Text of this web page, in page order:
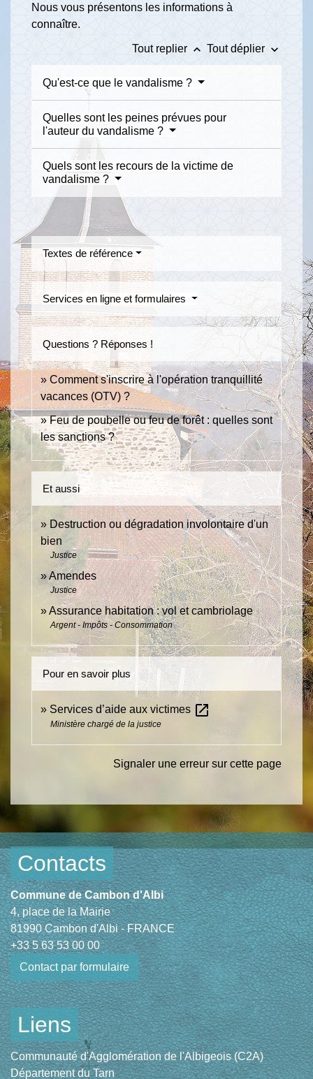
Nous vous présentons les informations à
connaître.
Tout replier keyboard_arrow_up Tout déplier keyboard_arrow_down
Qu'est-ce que le vandalisme ?
Quelles sont les peines prévues pour
l'auteur du vandalisme ?
Quels sont les recours de la victime de
vandalisme ?
Textes de référence
Services en ligne et formulaires
Questions ? Réponses !
Comment s'inscrire à l'opération tranquillité
vacances (OTV) ?
Feu de poubelle ou feu de forêt : quelles sont
les sanctions ?
Et aussi
Destruction ou dégradation involontaire d'un
bien
Justice
Amendes
Justice
Assurance habitation : vol et cambriolage
Argent - Impôts - Consommation
Pour en savoir plus
Services d’aide aux victimes open_in_new
Ministère chargé de la justice
Signaler une erreur sur cette page
Contacts
Commune de Cambon d'Albi
4, place de la Mairie
81990 Cambon d'Albi - FRANCE
+33 5 63 53 00 00
Contact par formulaire
Liens
Communauté d'Agglomération de l'Albigeois (C2A)
Département du Tarn